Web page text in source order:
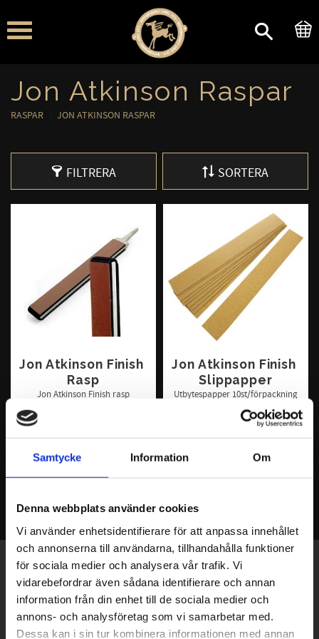
Samtycke Information Om
Denna webbplats använder cookies
Vi använder enhetsidentifierare för att anpassa innehållet
och annonserna till användarna, tillhandahålla funktioner
för sociala medier och analysera vår trafik. Vi
vidarebefordrar även sådana identifierare och annan
information från din enhet till de sociala medier och
annons- och analysföretag som vi samarbetar med.
Dessa kan i sin tur kombinera informationen med annan
Meny
Jon Atkinson Raspar
RASPAR JON ATKINSON RASPAR
FILTRERA SORTERA
Jon Atkinson Finish
Rasp
Jon Atkinson Finish rasp
KÖP
Jon Atkinson Finish
Slippapper
Utbytespapper 10st/förpackning
KR
Exklusiva erbjudanden - Senaste nyheterna -
Trender & inspiration